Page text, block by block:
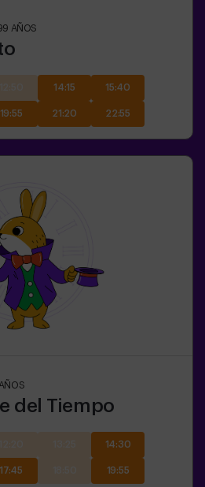
AÑOS
14:15 15:40
19:55 21:20 22:55
AÑOS
del Tiempo
14:30
17:45 19:55